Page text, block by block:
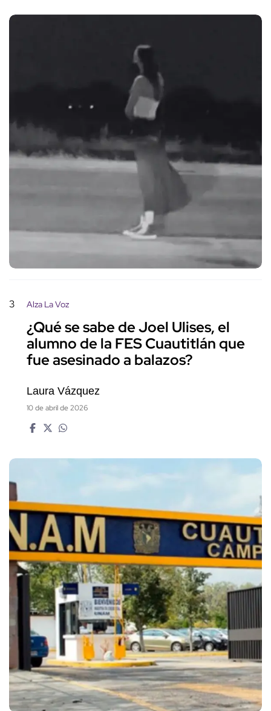
3 Alza La Voz
¿Qué se sabe de Joel Ulises, el
alumno de la FES Cuautitlán que
fue asesinado a balazos?
Laura Vázquez
10 de abril de 2026